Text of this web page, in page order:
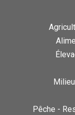
Pêche -